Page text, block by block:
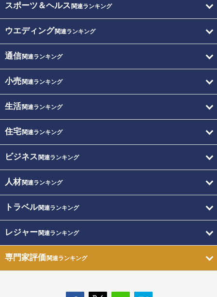
スポーツ＆ヘルス 関連ランキング
ウエディング関連ランキング
通信関連ランキング
小売関連ランキング
生活関連ランキング
住宅関連ランキング
ビジネス 関連ランキング
人材関連ランキング
トラベル関連ランキング
レジャー関連ランキング
専門家評価関連ランキング